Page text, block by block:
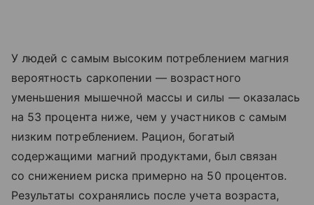
У людей с самым высоким потреблением магния
вероятность саркопении — возрастного
уменьшения мышечной массы и силы — оказалась
на 53 процента ниже, чем у участников с самым
низким потреблением. Рацион, богатый
содержащими магний продуктами, был связан
со снижением риска примерно на 50 процентов.
Результаты сохранялись после учета возраста,